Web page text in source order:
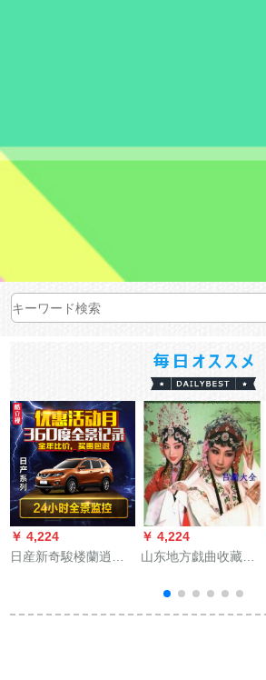
￥ 4,224
日産新奇駿楼蘭逍客
12-16項の奇駿
￥ 4,224
山东地方戯曲收藏小
小皿包をプレゼント
します。